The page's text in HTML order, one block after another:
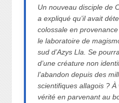
Un nouveau disciple de
a expliqué qu’il avait
colossale en
le laboratoire de
sud d’Azys Lla. Se
d’une créature non
l’abandon depuis des
scientifiques allagois ?
vérité en parvenant au